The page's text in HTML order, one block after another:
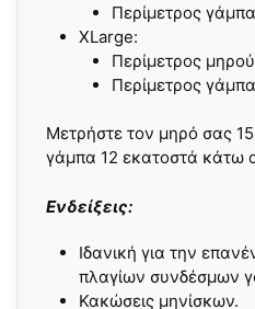
Περίμετρος
XLarge:
Περίμετρος
Περίμετρος
Μετρήστε τον μηρό σας
γάμπα 12 εκατοστά κάτω
Ενδείξεις:
Ιδανική για την
πλαγίων συνδέσμων
Κακώσεις μηνίσκων.